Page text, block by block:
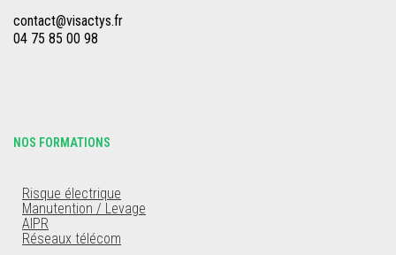
contact@visactys.fr
04 75 85 00 98
NOS FORMATIONS
Risque électrique
Manutention / Levage
AIPR
Réseaux télécom